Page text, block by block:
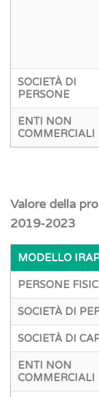
SOCIETÀ DI
PERSONE
ENTI NON
COMMERCIALI
Valore della
2019-2023
MODELLO
PERSONE
SOCIETÀ DI
SOCIETÀ DI
ENTI NON
COMMERCIALI